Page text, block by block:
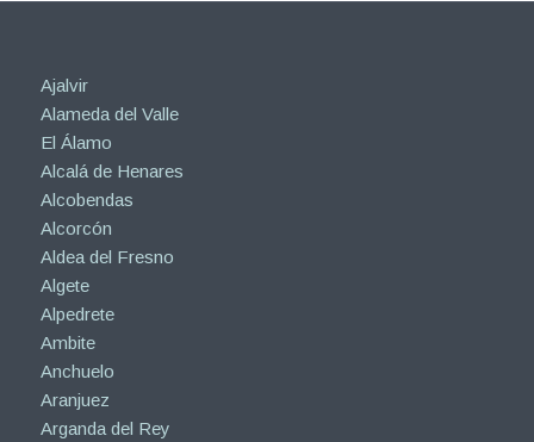
Ajalvir
Alameda del Valle
El Álamo
Alcalá de Henares
Alcobendas
Alcorcón
Aldea del Fresno
Algete
Alpedrete
Ambite
Anchuelo
Aranjuez
Arganda del Rey